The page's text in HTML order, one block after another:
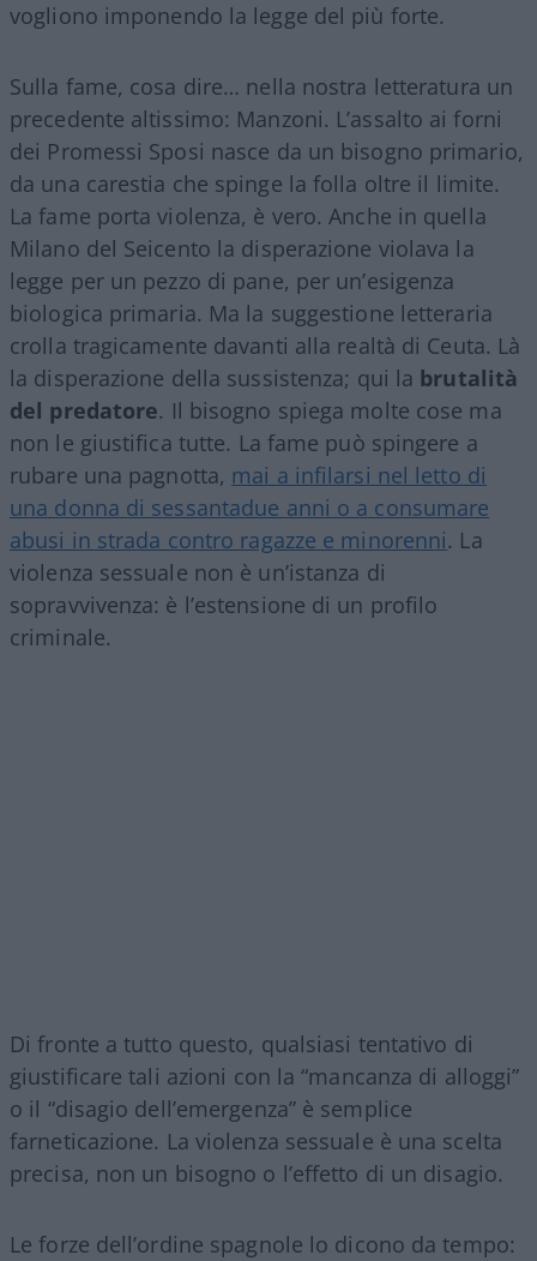
vogliono imponendo la legge del più forte.
Sulla fame, cosa dire… nella nostra letteratura un
precedente altissimo: Manzoni. L’assalto ai forni
dei Promessi Sposi nasce da un bisogno primario,
da una carestia che spinge la folla oltre il limite.
La fame porta violenza, è vero. Anche in quella
Milano del Seicento la disperazione violava la
legge per un pezzo di pane, per un’esigenza
biologica primaria. Ma la suggestione letteraria
crolla tragicamente davanti alla realtà di Ceuta. Là
la disperazione della sussistenza; qui la brutalità
del predatore. Il bisogno spiega molte cose ma
non le giustifica tutte. La fame può spingere a
rubare una pagnotta, mai a infilarsi nel letto di
una donna di sessantadue anni o a consumare
abusi in strada contro ragazze e minorenni. La
violenza sessuale non è un’istanza di
sopravvivenza: è l’estensione di un profilo
criminale.
Di fronte a tutto questo, qualsiasi tentativo di
giustificare tali azioni con la “mancanza di alloggi”
o il “disagio dell’emergenza” è semplice
farneticazione. La violenza sessuale è una scelta
precisa, non un bisogno o l’effetto di un disagio.
Le forze dell’ordine spagnole lo dicono da tempo: